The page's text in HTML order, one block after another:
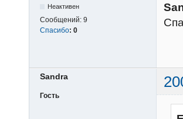
Неактивен
Сообщений: 9
Спасибо: 0
Sandra
Гость